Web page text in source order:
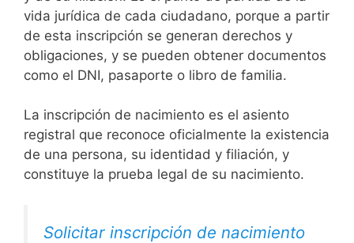
vida jurídica de cada ciudadano, porque a partir
de esta inscripción se generan derechos y
obligaciones, y se pueden obtener documentos
como el DNI, pasaporte o libro de familia.
La inscripción de nacimiento es el asiento
registral que reconoce oficialmente la existencia
de una persona, su identidad y filiación, y
constituye la prueba legal de su nacimiento.
Solicitar inscripción de nacimiento